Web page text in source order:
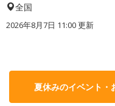
全国
2026年8月7日 11:00更新
夏休みのイベント・